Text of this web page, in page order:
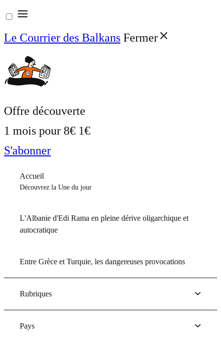
Aller
au
contenu
Le Courrier des Balkans Fermer
Offre découverte
1 mois pour 8€ 1€
S'abonner
Accueil
Découvrez la Une du jour
L'Albanie d'Edi Rama en pleine dérive oligarchique et
autocratique
Entre Grèce et Turquie, les dangereuses provocations
Rubriques
Pays